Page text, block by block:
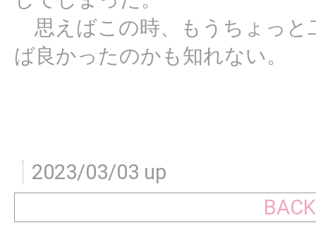
思えばこの時、もうちょっと
ば良かったのかも知れない。
2023/03/03 up
BACK